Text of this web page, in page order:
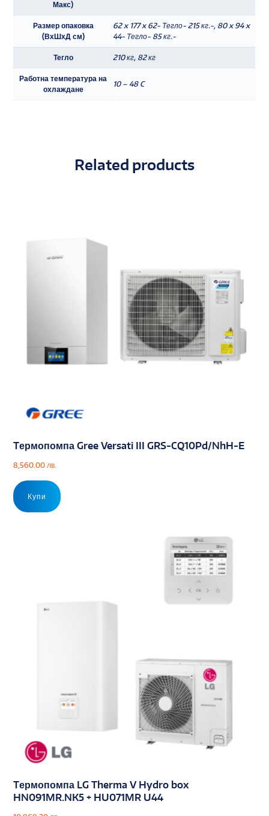
Макс)
Размер опаковка
(ВхШхД см)
62 x 177 x 62- Тегло- 215 кг.-, 80 x 94 x
44- Тегло- 85 кг.-
Тегло 210 кг, 82 кг
Работна температура на
охлаждане
10 – 48 C
Related products
Tермопомпа Gree Versati III GRS-CQ10Pd/NhH-E
8,560.00 лв.
Купи
Tермопомпа LG Therma V Hydro box
HN091MR.NK5 + HU071MR U44